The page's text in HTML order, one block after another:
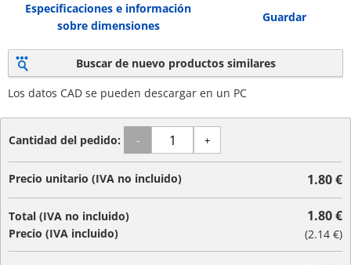
Especificaciones e información
sobre dimensiones
Guardar
Buscar de nuevo productos similares
Los datos CAD se pueden descargar en un PC
Cantidad del pedido: - +
Precio unitario (IVA no incluido) 1.80 €
Total (IVA no incluido)
Precio (IVA incluido)
1.80 €
(2.14 €)